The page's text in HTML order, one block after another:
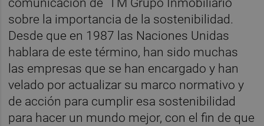
sobre la importancia de la sostenibilidad.
Desde que en 1987 las Naciones Unidas
hablara de este término, han sido muchas
las empresas que se han encargado y han
velado por actualizar su marco normativo y
de acción para cumplir esa sostenibilidad
para hacer un mundo mejor, con el fin de que